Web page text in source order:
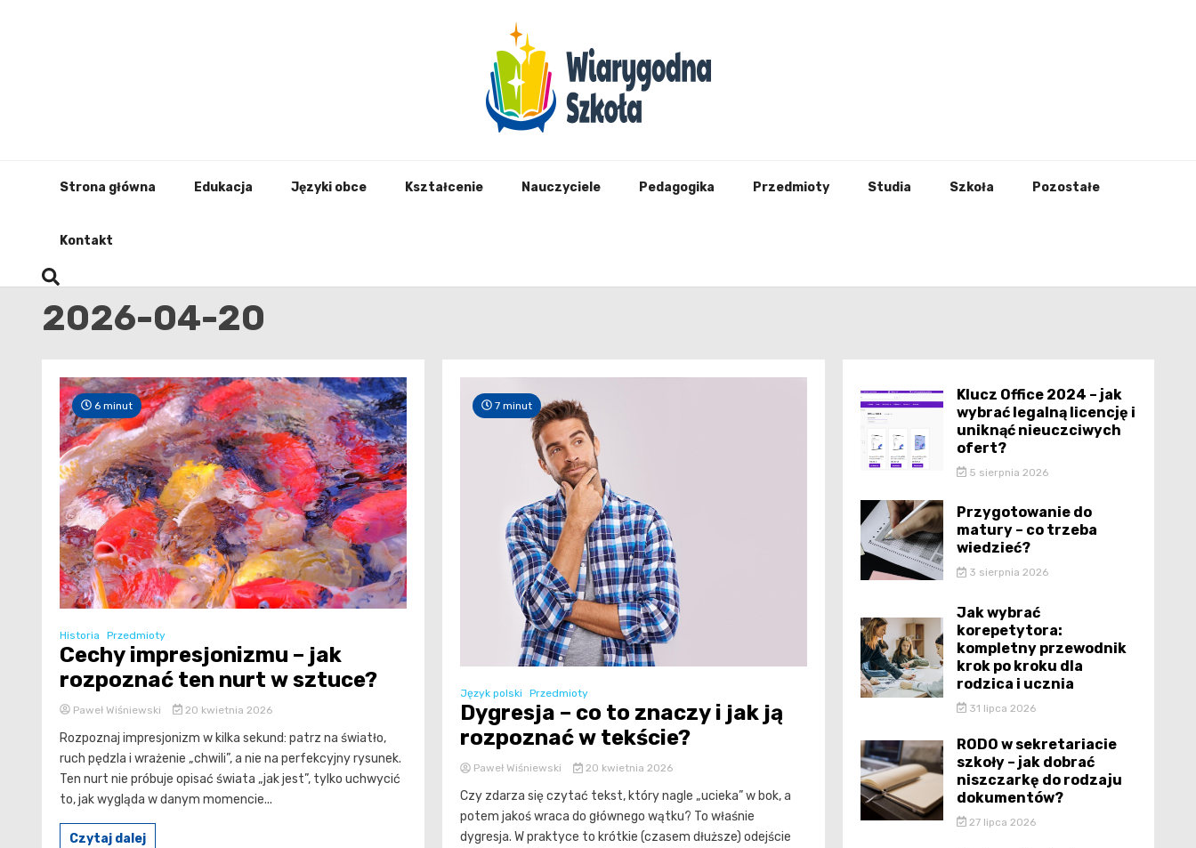
Strona główna Edukacja Języki obce Kształcenie Nauczyciele Pedagogika Przedmioty Studia Szkoła Pozostałe
Kontakt
2026-04-20
6 minut
Historia Przedmioty
Cechy impresjonizmu – jak
rozpoznać ten nurt w sztuce?
Paweł Wiśniewski 20 kwietnia 2026
Rozpoznaj impresjonizm w kilka sekund: patrz na światło,
ruch pędzla i wrażenie „chwili”, a nie na perfekcyjny rysunek.
Ten nurt nie próbuje opisać świata „jak jest”, tylko uchwycić
to, jak wygląda w danym momencie...
Czytaj dalej
7 minut
Język polski Przedmioty
Dygresja – co to znaczy i jak ją
rozpoznać w tekście?
Paweł Wiśniewski 20 kwietnia 2026
Czy zdarza się czytać tekst, który nagle „ucieka” w bok, a
potem jakoś wraca do głównego wątku? To właśnie
dygresja. W praktyce to krótkie (czasem dłuższe) odejście
Klucz Office 2024 – jak
wybrać legalną licencję i
uniknąć nieuczciwych
ofert?
5 sierpnia 2026
Przygotowanie do
matury – co trzeba
wiedzieć?
3 sierpnia 2026
Jak wybrać
korepetytora:
kompletny przewodnik
krok po kroku dla
rodzica i ucznia
31 lipca 2026
RODO w sekretariacie
szkoły – jak dobrać
niszczarkę do rodzaju
dokumentów?
27 lipca 2026